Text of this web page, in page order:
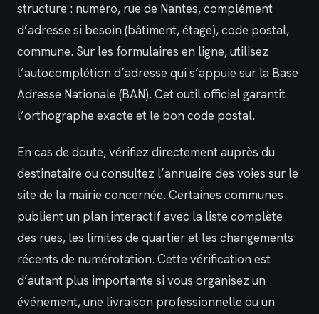
structure : numéro, rue de Nantes, complément
d’adresse si besoin (bâtiment, étage), code postal,
commune. Sur les formulaires en ligne, utilisez
l’autocomplétion d’adresse qui s’appuie sur la Base
Adresse Nationale (BAN). Cet outil officiel garantit
l’orthographe exacte et le bon code postal.
En cas de doute, vérifiez directement auprès du
destinataire ou consultez l’annuaire des voies sur le
site de la mairie concernée. Certaines communes
publient un plan interactif avec la liste complète
des rues, les limites de quartier et les changements
récents de numérotation. Cette vérification est
d’autant plus importante si vous organisez un
événement, une livraison professionnelle ou un